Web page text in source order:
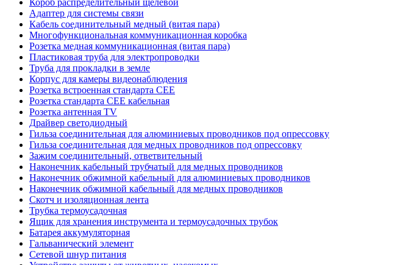
Адаптер для системы связи
Кабель соединительный медный (витая пара)
Многофункциональная коммуникационная коробка
Розетка медная коммуникационная (витая пара)
Пластиковая труба для электропроводки
Труба для прокладки в земле
Корпус для камеры видеонаблюдения
Розетка встроенная стандарта CEE
Розетка стандарта СЕЕ кабельная
Розетка антенная TV
Драйвер светодиодный
Гильза соединительная для алюминиевых проводников под опрессовку
Гильза соединительная для медных проводников под опрессовку
Зажим соединительный, ответвительный
Наконечник кабельный трубчатый для медных проводников
Наконечник обжимной кабельный для алюминиевых проводников
Наконечник обжимной кабельный для медных проводников
Скотч и изоляционная лента
Трубка термоусадочная
Ящик для хранения инструмента и термоусадочных трубок
Батарея аккумуляторная
Гальванический элемент
Сетевой шнур питания